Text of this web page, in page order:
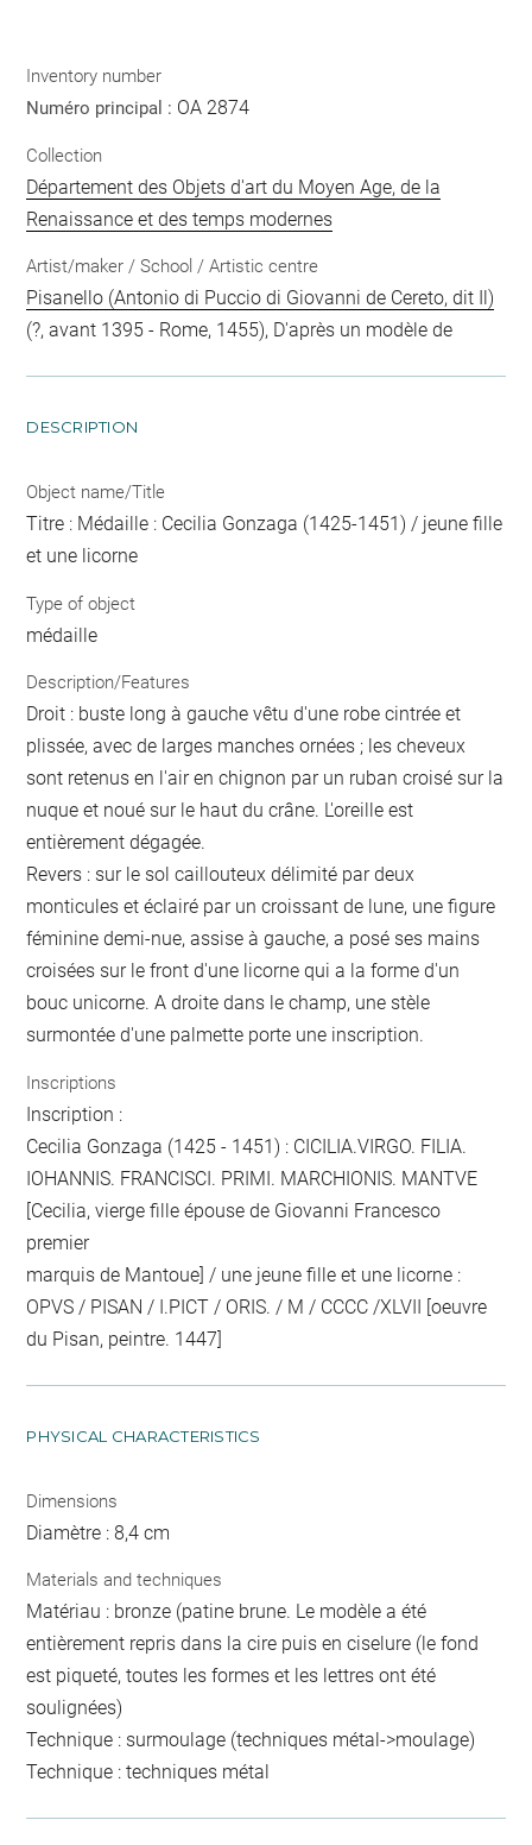
Inventory number
Numéro principal : OA 2874
Collection
Département des Objets d'art du Moyen Age, de la
Renaissance et des temps modernes
Artist/maker / School / Artistic centre
Pisanello (Antonio di Puccio di Giovanni de Cereto, dit Il)
(?, avant 1395 - Rome, 1455), D'après un modèle de
DESCRIPTION
Object name/Title
Titre : Médaille : Cecilia Gonzaga (1425-1451) / jeune fille
et une licorne
Type of object
médaille
Description/Features
Droit : buste long à gauche vêtu d'une robe cintrée et
plissée, avec de larges manches ornées ; les cheveux
sont retenus en l'air en chignon par un ruban croisé sur la
nuque et noué sur le haut du crâne. L'oreille est
entièrement dégagée.
Revers : sur le sol caillouteux délimité par deux
monticules et éclairé par un croissant de lune, une figure
féminine demi-nue, assise à gauche, a posé ses mains
croisées sur le front d'une licorne qui a la forme d'un
bouc unicorne. A droite dans le champ, une stèle
surmontée d'une palmette porte une inscription.
Inscriptions
Inscription :
Cecilia Gonzaga (1425 - 1451) : CICILIA.VIRGO. FILIA.
IOHANNIS. FRANCISCI. PRIMI. MARCHIONIS. MANTVE
[Cecilia, vierge fille épouse de Giovanni Francesco
premier
marquis de Mantoue] / une jeune fille et une licorne :
OPVS / PISAN / I.PICT / ORIS. / M / CCCC /XLVII [oeuvre
du Pisan, peintre. 1447]
PHYSICAL CHARACTERISTICS
Dimensions
Diamètre : 8,4 cm
Materials and techniques
Matériau : bronze (patine brune. Le modèle a été
entièrement repris dans la cire puis en ciselure (le fond
est piqueté, toutes les formes et les lettres ont été
soulignées)
Technique : surmoulage (techniques métal->moulage)
Technique : techniques métal